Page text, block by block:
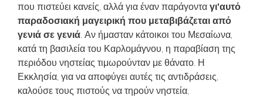
που πιστεύει κανείς, αλλά για έναν παράγονταγι'αυτό
παραδοσιακή μαγειρική που μεταβιβάζεται από
γενιά σε γενιά. Αν ήμασταν κάτοικοι του Μεσαίωνα,
κατά τη βασιλεία του Καρλομάγνου, η παραβίαση της
περιόδου νηστείας τιμωρούνταν με θάνατο. Η
Εκκλησία, για να αποφύγει αυτές τις αντιδράσεις,
καλούσε τους πιστούς να τηρούν νηστεία,